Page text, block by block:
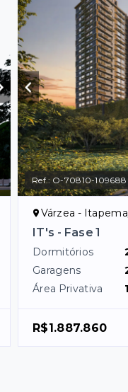
Ref.: O-70810-109688
Várzea -
IT's - Fase 1
Dormitórios
Garagens
Área Privativa
R$1.887.860